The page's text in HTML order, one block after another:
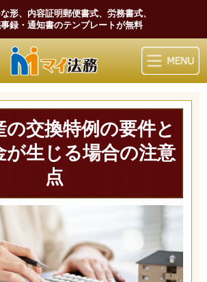
形、内容証明郵便書式、労務書式、
録・通知書のテンプレートが無料
マイ法務
の交換特例の要件と
が生じる場合の注意
点